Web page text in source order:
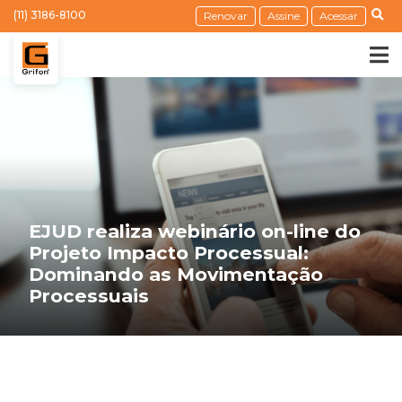
(11) 3186-8100 Renovar Assine Acessar
EJUD realiza webinário on-line do
Projeto Impacto Processual:
Dominando as Movimentação
Processuais